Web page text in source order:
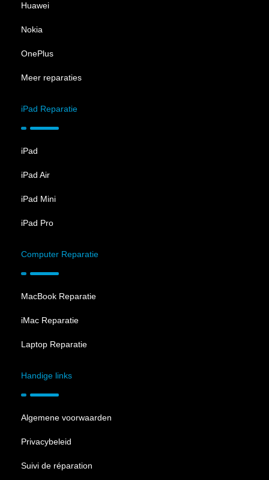
Huawei
Nokia
OnePlus
Meer reparaties
iPad Reparatie
iPad
iPad Air
iPad Mini
iPad Pro
Computer Reparatie
MacBook Reparatie
iMac Reparatie
Laptop Reparatie
Handige links
Algemene voorwaarden
Privacybeleid
Suivi de réparation